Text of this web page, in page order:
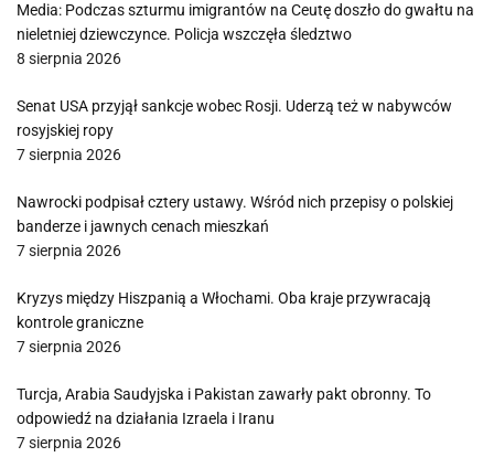
Media: Podczas szturmu imigrantów na Ceutę doszło do gwałtu na
nieletniej dziewczynce. Policja wszczęła śledztwo
8 sierpnia 2026
Senat USA przyjął sankcje wobec Rosji. Uderzą też w nabywców
rosyjskiej ropy
7 sierpnia 2026
Nawrocki podpisał cztery ustawy. Wśród nich przepisy o polskiej
banderze i jawnych cenach mieszkań
7 sierpnia 2026
Kryzys między Hiszpanią a Włochami. Oba kraje przywracają
kontrole graniczne
7 sierpnia 2026
Turcja, Arabia Saudyjska i Pakistan zawarły pakt obronny. To
odpowiedź na działania Izraela i Iranu
7 sierpnia 2026